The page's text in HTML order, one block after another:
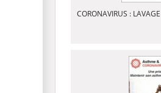
CORONAVIRUS :